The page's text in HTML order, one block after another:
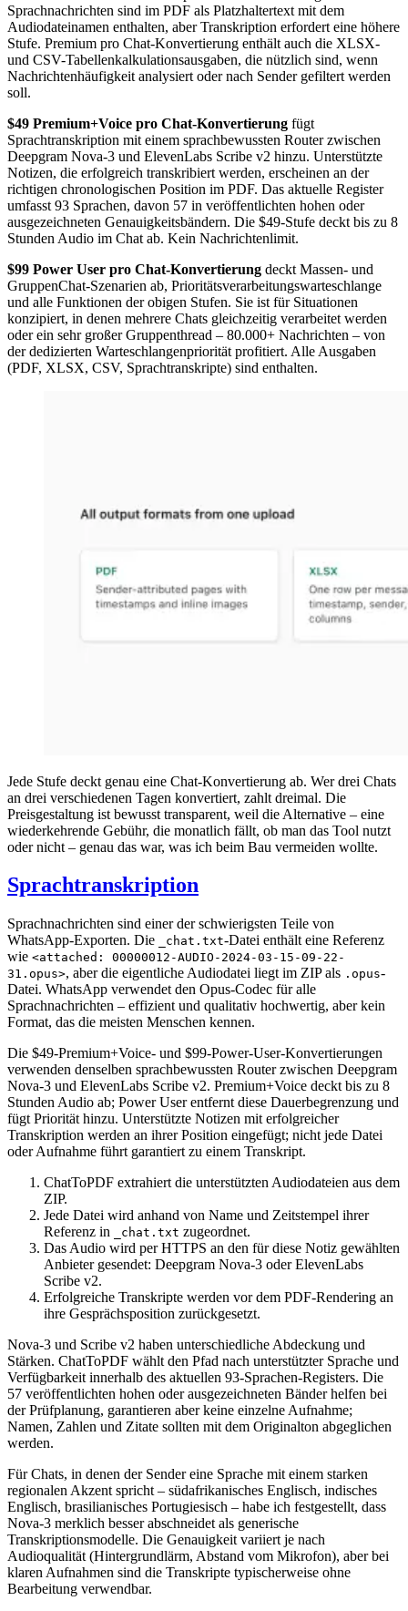
Sprachnachrichten sind im PDF als Platzhaltertext mit dem
Audiodateinamen enthalten, aber Transkription erfordert eine höhere
Stufe. Premium pro Chat-Konvertierung enthält auch die XLSX-
und CSV-Tabellenkalkulationsausgaben, die nützlich sind, wenn
Nachrichtenhäufigkeit analysiert oder nach Sender gefiltert werden
soll.
$49 Premium+Voice pro Chat-Konvertierung fügt
Sprachtranskription mit einem sprachbewussten Router zwischen
Deepgram Nova-3 und ElevenLabs Scribe v2 hinzu. Unterstützte
Notizen, die erfolgreich transkribiert werden, erscheinen an der
richtigen chronologischen Position im PDF. Das aktuelle Register
umfasst 93 Sprachen, davon 57 in veröffentlichten hohen oder
ausgezeichneten Genauigkeitsbändern. Die $49-Stufe deckt bis zu 8
Stunden Audio im Chat ab. Kein Nachrichtenlimit.
$99 Power User pro Chat-Konvertierung deckt Massen- und
GruppenChat-Szenarien ab, Prioritätsverarbeitungswarteschlange
und alle Funktionen der obigen Stufen. Sie ist für Situationen
konzipiert, in denen mehrere Chats gleichzeitig verarbeitet werden
oder ein sehr großer Gruppenthread – 80.000+ Nachrichten – von
der dedizierten Warteschlangenpriorität profitiert. Alle Ausgaben
(PDF, XLSX, CSV, Sprachtranskripte) sind enthalten.
Jede Stufe deckt genau eine Chat-Konvertierung ab. Wer drei Chats
an drei verschiedenen Tagen konvertiert, zahlt dreimal. Die
Preisgestaltung ist bewusst transparent, weil die Alternative – eine
wiederkehrende Gebühr, die monatlich fällt, ob man das Tool nutzt
oder nicht – genau das war, was ich beim Bau vermeiden wollte.
Sprachtranskription
Sprachnachrichten sind einer der schwierigsten Teile von
WhatsApp-Exporten. Die
_chat.txt-Datei enthält eine Referenz
wie <attached: 00000012-AUDIO-2024-03-15-09-22-
31.opus>, aber die eigentliche Audiodatei liegt im ZIP als .opus-
Datei. WhatsApp verwendet den Opus-Codec für alle
Sprachnachrichten – effizient und qualitativ hochwertig, aber kein
Format, das die meisten Menschen kennen.
Die $49-Premium+Voice- und $99-Power-User-Konvertierungen
verwenden denselben sprachbewussten Router zwischen Deepgram
Nova-3 und ElevenLabs Scribe v2. Premium+Voice deckt bis zu 8
Stunden Audio ab; Power User entfernt diese Dauerbegrenzung und
fügt Priorität hinzu. Unterstützte Notizen mit erfolgreicher
Transkription werden an ihrer Position eingefügt; nicht jede Datei
oder Aufnahme führt garantiert zu einem Transkript.
ChatToPDF extrahiert die unterstützten Audiodateien aus dem
ZIP.
Jede Datei wird anhand von Name und Zeitstempel ihrer
Referenz in
_chat.txt zugeordnet.
Das Audio wird per HTTPS an den für diese Notiz gewählten
Anbieter gesendet: Deepgram Nova-3 oder ElevenLabs
Scribe v2.
Erfolgreiche Transkripte werden vor dem PDF-Rendering an
ihre Gesprächsposition zurückgesetzt.
Nova-3 und Scribe v2 haben unterschiedliche Abdeckung und
Stärken. ChatToPDF wählt den Pfad nach unterstützter Sprache und
Verfügbarkeit innerhalb des aktuellen 93-Sprachen-Registers. Die
57 veröffentlichten hohen oder ausgezeichneten Bänder helfen bei
der Prüfplanung, garantieren aber keine einzelne Aufnahme;
Namen, Zahlen und Zitate sollten mit dem Originalton abgeglichen
werden.
Für Chats, in denen der Sender eine Sprache mit einem starken
regionalen Akzent spricht – südafrikanisches Englisch, indisches
Englisch, brasilianisches Portugiesisch – habe ich festgestellt, dass
Nova-3 merklich besser abschneidet als generische
Transkriptionsmodelle. Die Genauigkeit variiert je nach
Audioqualität (Hintergrundlärm, Abstand vom Mikrofon), aber bei
klaren Aufnahmen sind die Transkripte typischerweise ohne
Bearbeitung verwendbar.